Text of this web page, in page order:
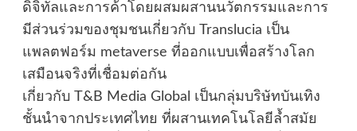
ดิจิทัลและการค้าโดยผสมผสานนวัตกรรมและการ
มีส่วนร่วมของชุมชนเกี่ยวกับ Translucia เป็น
แพลตฟอร์ม metaverse ที่ออกแบบเพื่อสร้างโลก
เสมือนจริงที่เชื่อมต่อกัน
เกี่ยวกับ T&B Media Global เป็นกลุ่มบริษัทบันเทิง
ชั้นนำจากประเทศไทย ที่ผสานเทคโนโลยีล้ำสมัย